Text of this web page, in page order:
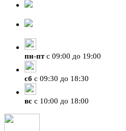
пн-птс 09:00 до 19:00
сб с 09:30 до 18:30
вс с 10:00 до 18:00